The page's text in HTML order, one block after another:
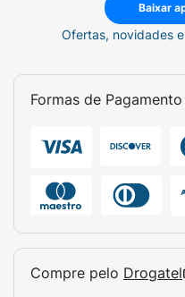
Baixar
Ofertas, novidades
Formas de Pagamento
Compre pelo Drogatel